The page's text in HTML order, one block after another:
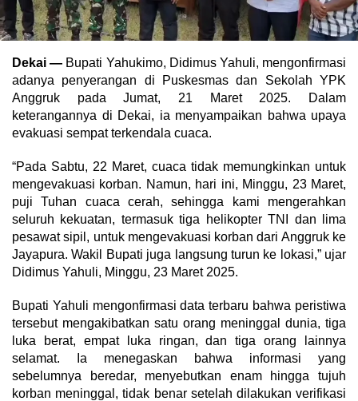
Dekai — Bupati Yahukimo, Didimus Yahuli, mengonfirmasi
adanya penyerangan di Puskesmas dan Sekolah YPK
Anggruk pada Jumat, 21 Maret 2025. Dalam
keterangannya di Dekai, ia menyampaikan bahwa upaya
evakuasi sempat terkendala cuaca.
“Pada Sabtu, 22 Maret, cuaca tidak memungkinkan untuk
mengevakuasi korban. Namun, hari ini, Minggu, 23 Maret,
puji Tuhan cuaca cerah, sehingga kami mengerahkan
seluruh kekuatan, termasuk tiga helikopter TNI dan lima
pesawat sipil, untuk mengevakuasi korban dari Anggruk ke
Jayapura. Wakil Bupati juga langsung turun ke lokasi,” ujar
Didimus Yahuli, Minggu, 23 Maret 2025.
Bupati Yahuli mengonfirmasi data terbaru bahwa peristiwa
tersebut mengakibatkan satu orang meninggal dunia, tiga
luka berat, empat luka ringan, dan tiga orang lainnya
selamat. Ia menegaskan bahwa informasi yang
sebelumnya beredar, menyebutkan enam hingga tujuh
korban meninggal, tidak benar setelah dilakukan verifikasi